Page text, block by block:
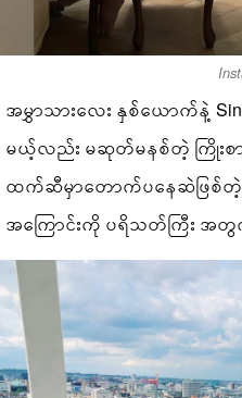
အမွှာသားလေး နှစ်ယောက်နဲ့
မယ့်လည်း မဆုတ်မနစ်တဲ့ ကြိုးစာ
ထက်ဆီမှာတောက်ပနေဆဲဖြစ်တဲ့ မ
အကြောင်းကို ပရိသတ်ကြီး အတွ